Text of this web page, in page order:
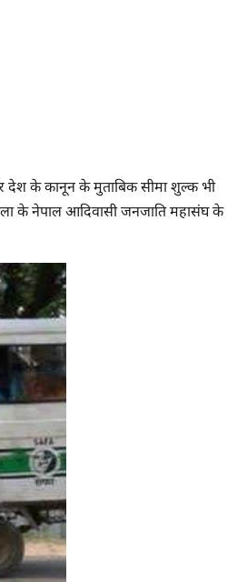
देश के कानून के मुताबिक सीमा शुल्क भी
के नेपाल आदिवासी जनजाति महासंघ के